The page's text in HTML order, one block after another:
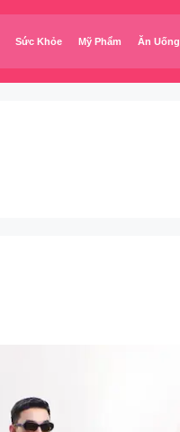
Sức Khỏe Mỹ Phẩm Ăn Uống